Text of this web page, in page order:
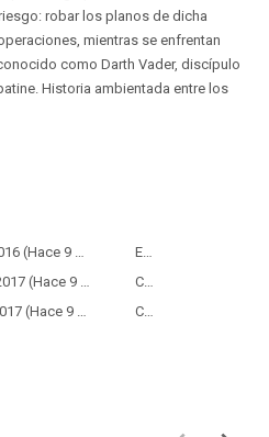
robar los planos de dicha
mientras se enfrentan
como Darth Vader, discípulo
Historia ambientada entre los
9 años y 7 meses)
Estreno
9 años y 3 meses)
Copia Física
9 años y 4 meses)
Copia Digital
años y 7 meses)